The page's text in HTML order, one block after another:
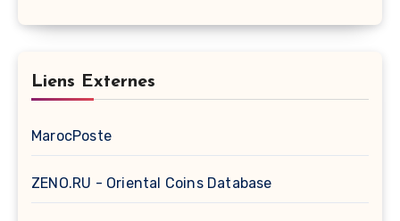
Liens Externes
MarocPoste
ZENO.RU - Oriental Coins Database